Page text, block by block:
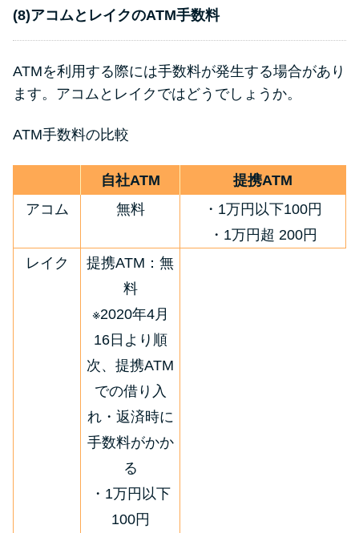
(8)アコムとレイクのATM手数料
ATMを利用する際には手数料が発生する場合があり
ます。アコムとレイクではどうでしょうか。
ATM手数料の比較
自社ATM
提携ATM
アコム
無料
・1万円以下100円
・1万円超 200円
レイク
提携ATM：無
料
※2020年4月
16日より順
次、提携ATM
での借り入
れ・返済時に
手数料がかか
る
・1万円以下
100円